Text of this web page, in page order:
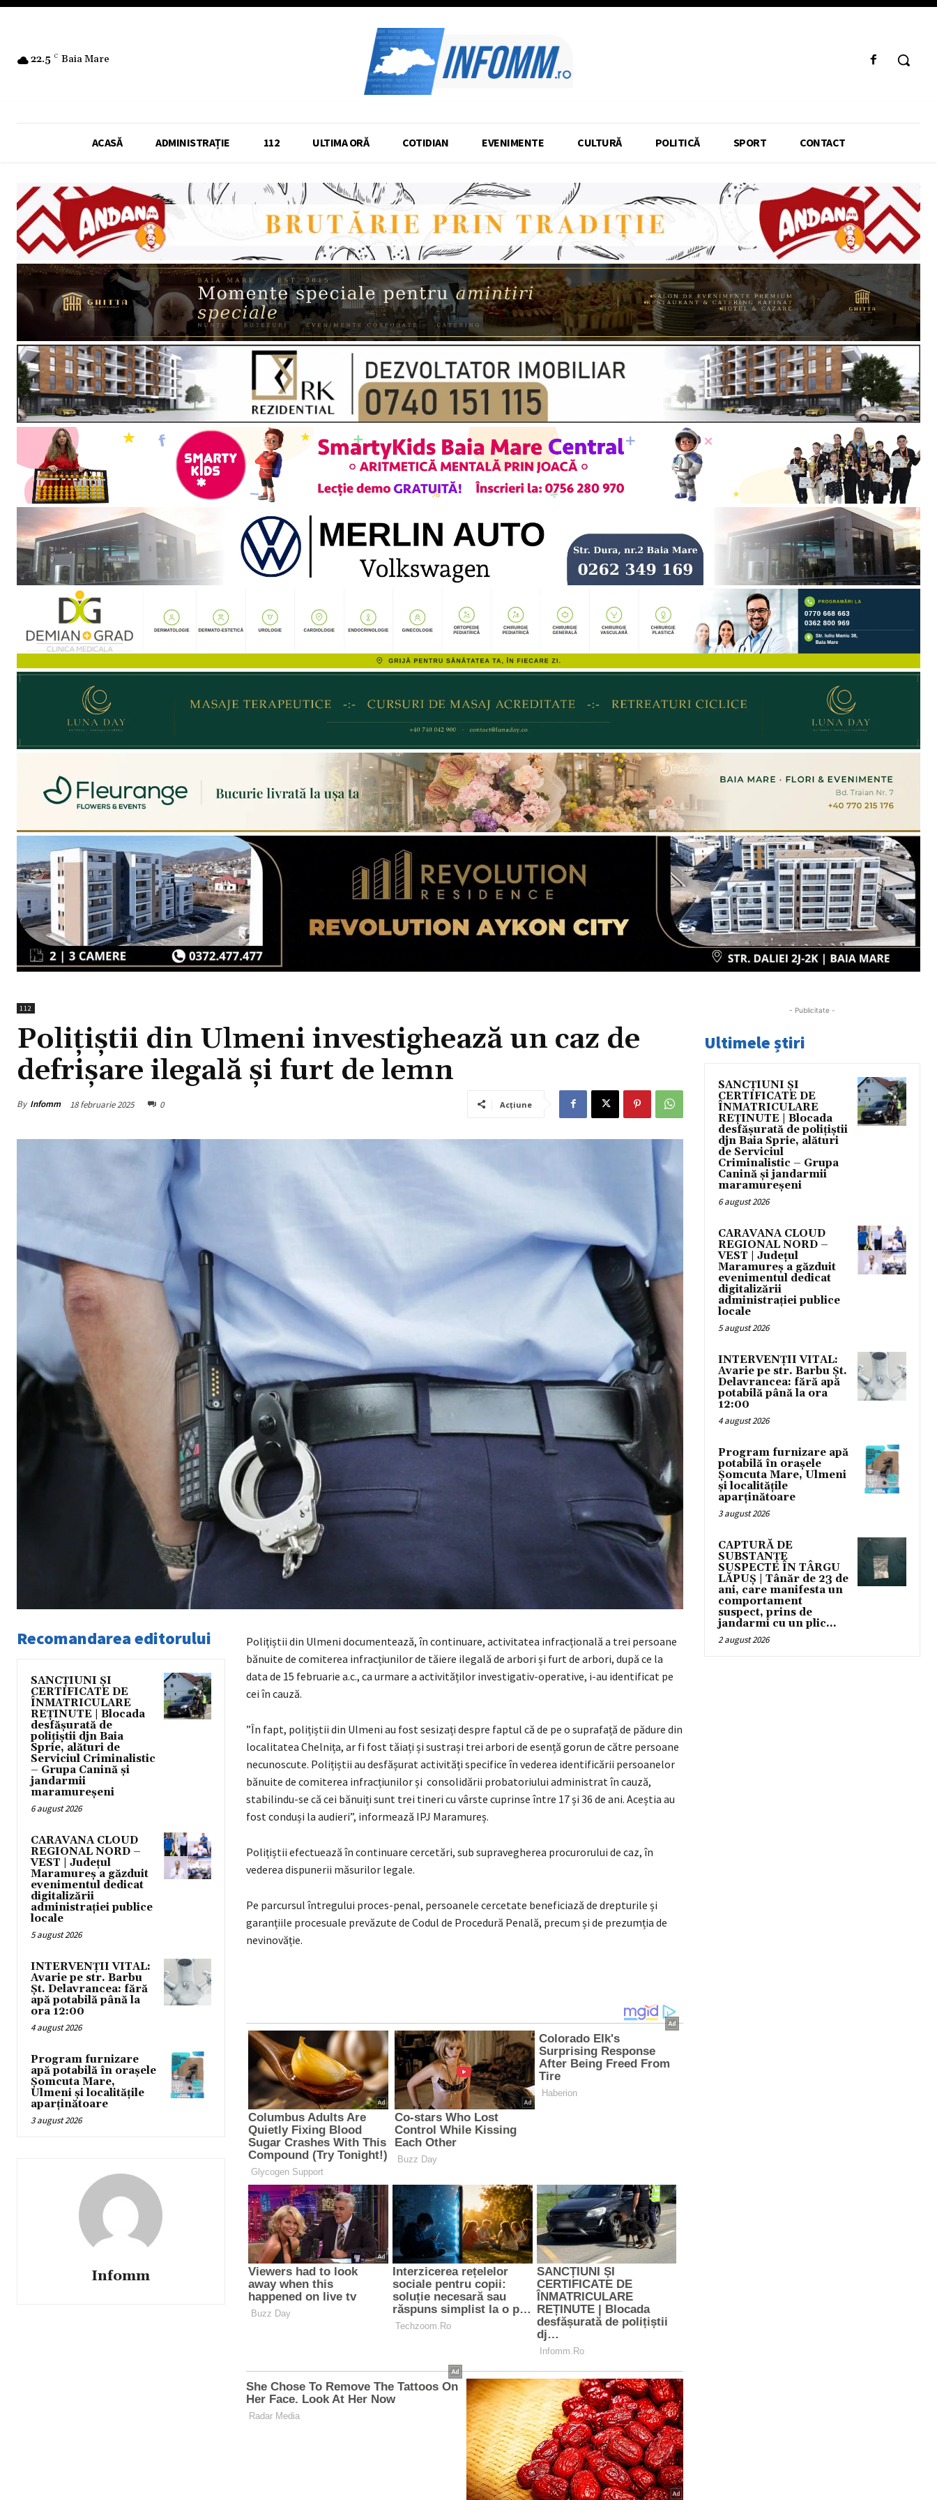
22.5 C Baia Mare
ACASĂ ADMINISTRAȚIE 112 ULTIMA ORĂ COTIDIAN EVENIMENTE CULTURĂ POLITICĂ SPORT CONTACT
112
Polițiștii din Ulmeni investighează un caz de
defrișare ilegală și furt de lemn
By Infomm 18 februarie 2025 0 Acțiune
Recomandarea editorului
SANCȚIUNI ȘI
CERTIFICATE DE
ÎNMATRICULARE
REȚINUTE | Blocada
desfășurată de
polițiștii djn Baia
Sprie, alături de
Serviciul Criminalistic
– Grupa Canină și
jandarmii
maramureșeni
6 august 2026
CARAVANA CLOUD
REGIONAL NORD –
VEST | Județul
Maramureș a găzduit
evenimentul dedicat
digitalizării
administrației publice
locale
5 august 2026
INTERVENȚII VITAL:
Avarie pe str. Barbu
Șt. Delavrancea: fără
apă potabilă până la
ora 12:00
4 august 2026
Program furnizare
apă potabilă în orașele
Șomcuta Mare,
Ulmeni și localitățile
aparținătoare
3 august 2026
Infomm
Polițiștii din Ulmeni documentează, în continuare, activitatea infracțională a trei persoane
bănuite de comiterea infracțiunilor de tăiere ilegală de arbori și furt de arbori, după ce la
data de 15 februarie a.c., ca urmare a activităților investigativ-operative, i-au identificat pe
cei în cauză.
”În fapt, polițiștii din Ulmeni au fost sesizați despre faptul că de pe o suprafață de pădure din
localitatea Chelnița, ar fi fost tăiați și sustrași trei arbori de esență gorun de către persoane
necunoscute. Polițiștii au desfășurat activități specifice în vederea identificării persoanelor
bănuite de comiterea infracțiunilor și consolidării probatoriului administrat în cauză,
stabilindu-se că cei bănuiți sunt trei tineri cu vârste cuprinse între 17 și 36 de ani. Aceștia au
fost conduși la audieri”, informează IPJ Maramureș.
Polițiștii efectuează în continuare cercetări, sub supravegherea procurorului de caz, în
vederea dispunerii măsurilor legale.
Pe parcursul întregului proces-penal, persoanele cercetate beneficiază de drepturile și
garanțiile procesuale prevăzute de Codul de Procedură Penală, precum și de prezumția de
nevinovăție.
- Publicitate -
Ultimele știri
SANCȚIUNI ȘI
CERTIFICATE DE
ÎNMATRICULARE
REȚINUTE | Blocada
desfășurată de polițiștii
djn Baia Sprie, alături
de Serviciul
Criminalistic – Grupa
Canină și jandarmii
maramureșeni
6 august 2026
CARAVANA CLOUD
REGIONAL NORD –
VEST | Județul
Maramureș a găzduit
evenimentul dedicat
digitalizării
administrației publice
locale
5 august 2026
INTERVENȚII VITAL:
Avarie pe str. Barbu Șt.
Delavrancea: fără apă
potabilă până la ora
12:00
4 august 2026
Program furnizare apă
potabilă în orașele
Șomcuta Mare, Ulmeni
și localitățile
aparținătoare
3 august 2026
CAPTURĂ DE
SUBSTANȚE
SUSPECTE ÎN TÂRGU
LĂPUȘ | Tânăr de 23 de
ani, care manifesta un
comportament
suspect, prins de
jandarmi cu un plic...
2 august 2026